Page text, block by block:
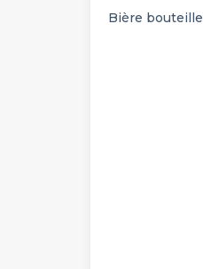
Bière bouteille